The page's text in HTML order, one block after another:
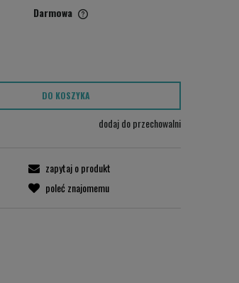
Darmowa
kosztów
DO KOSZYKA
dodaj do przechowalni
zapytaj o produkt
poleć znajomemu